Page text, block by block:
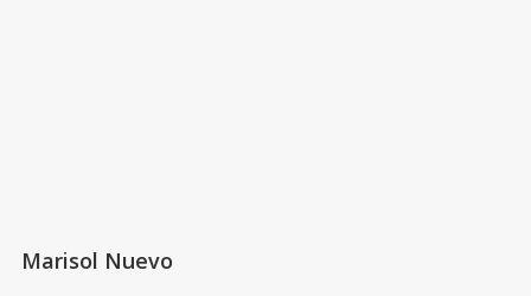
Marisol Nuevo